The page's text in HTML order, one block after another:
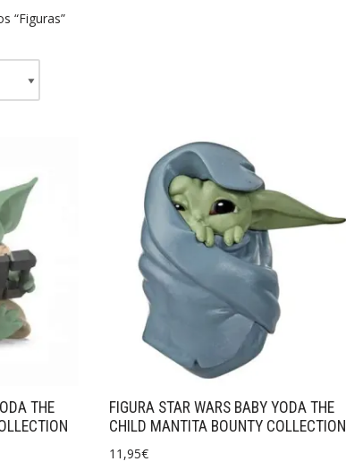
“Figuras”
THE
FIGURA STAR WARS BABY YODA THE
CHILD MANTITA BOUNTY COLLECTION
11,95€